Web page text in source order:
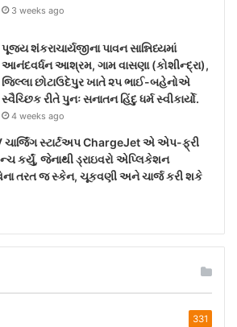
3 weeks ago
પૂજ્ય શંકરાચાર્યજીના પાવન સાન્નિધ્યમાં
આનંદવર્ધન આશ્રમ, ગામ વાસણા (કોશીન્દ્રા),
જિલ્લા છોટાઉદેપુર ખાતે ૨૫ ભાઈ-બહેનોએ
સ્વૈચ્છિક રીતે પુનઃ સનાતન હિંદુ ધર્મ સ્વીકાર્યો.
4 weeks ago
સ્ટાર્ટઅપ ChargeJet એ એપ-ફ્રી
કર્યું, જેનાથી ડ્રાઇવરો એપ્લિકેશન
તરત જ સ્કેન, ચૂકવણી અને ચાર્જ કરી શકે
331